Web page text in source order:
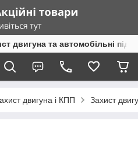
двигуна та автомобільні
двигуна і КПП Захист